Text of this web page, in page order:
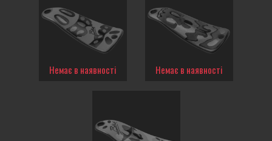
Немає в наявності Немає в наявності